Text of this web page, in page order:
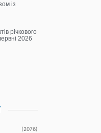
із
річкового
2026
(2076)